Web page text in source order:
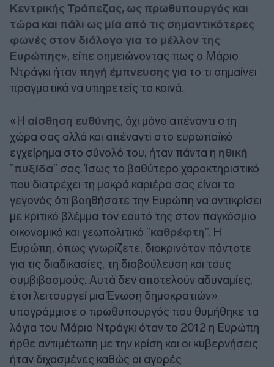
Κεντρικής Τράπεζας, ως πρωθυπουργός και
τώρα και πάλι ως μία από τις σημαντικότερες
φωνές στον διάλογο για το μέλλον της
Ευρώπης», είπε σημειώνοντας πως ο Μάριο
Ντράγκι ήταν πηγή έμπνευσης για το τι σημαίνει
πραγματικά να υπηρετείς τα κοινά.
«Η αίσθηση ευθύνης, όχι μόνο απέναντι στη
χώρα σας αλλά και απέναντι στο ευρωπαϊκό
εγχείρημα στο σύνολό του, ήταν πάντα η ηθική
”πυξίδα” σας. Ίσως το βαθύτερο χαρακτηριστικό
που διατρέχει τη μακρά καριέρα σας είναι το
γεγονός ότι βοηθήσατε την Ευρώπη να αντικρίσει
με κριτικό βλέμμα τον εαυτό της στον παγκόσμιο
οικονομικό και γεωπολιτικό ”καθρέφτη”. Η
Ευρώπη, όπως γνωρίζετε, διακρινόταν πάντοτε
για τις διαδικασίες, τη διαβούλευση και τους
συμβιβασμούς. Αυτά δεν αποτελούν αδυναμίες,
έτσι λειτουργεί μια Ένωση δημοκρατιών»
υπογράμμισε ο πρωθυπουργός που θυμήθηκε τα
λόγια του Μάριο Ντράγκι όταν το 2012 η Ευρώπη
ήρθε αντιμέτωπη με την κρίση και οι κυβερνήσεις
ήταν διχασμένες καθώς οι αγορές